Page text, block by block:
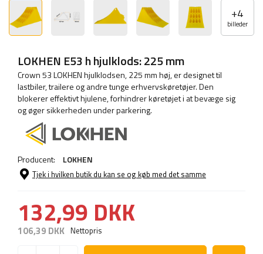
+4
billeder
LOKHEN E53 h hjulklods: 225 mm
Crown 53 LOKHEN hjulklodsen, 225 mm høj, er designet til
lastbiler, trailere og andre tunge erhvervskøretøjer. Den
blokerer effektivt hjulene, forhindrer køretøjet i at bevæge sig
og øger sikkerheden under parkering.
Producent: LOKHEN
Tjek i hvilken butik du kan se og køb med det samme
132,99 DKK
106,39 DKK Nettopris